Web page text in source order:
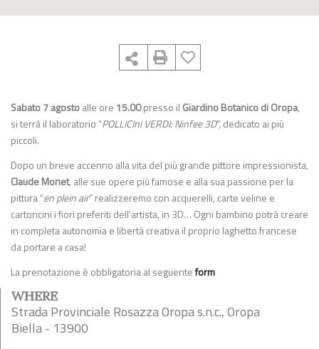
Sabato 7 agostoalle ore 15.00presso il Giardino Botanico di Oropa,
si terrà il laboratorio “POLLICIni VERDI: Ninfee 3D“, dedicato ai più
piccoli.
Dopo un breve accenno alla vita del più grande pittore impressionista,
Claude Monet, alle sue opere più famose e alla sua passione per la
pittura “en plein air” realizzeremo con acquerelli, carte veline e
cartoncini i fiori preferiti dell’artista, in 3D… Ogni bambino potrà creare
in completa autonomia e libertà creativa il proprio laghetto francese
da portare a casa!
La prenotazione è obbligatoria al seguenteform
WHERE
Strada Provinciale Rosazza Oropa s.n.c., Oropa
Biella - 13900